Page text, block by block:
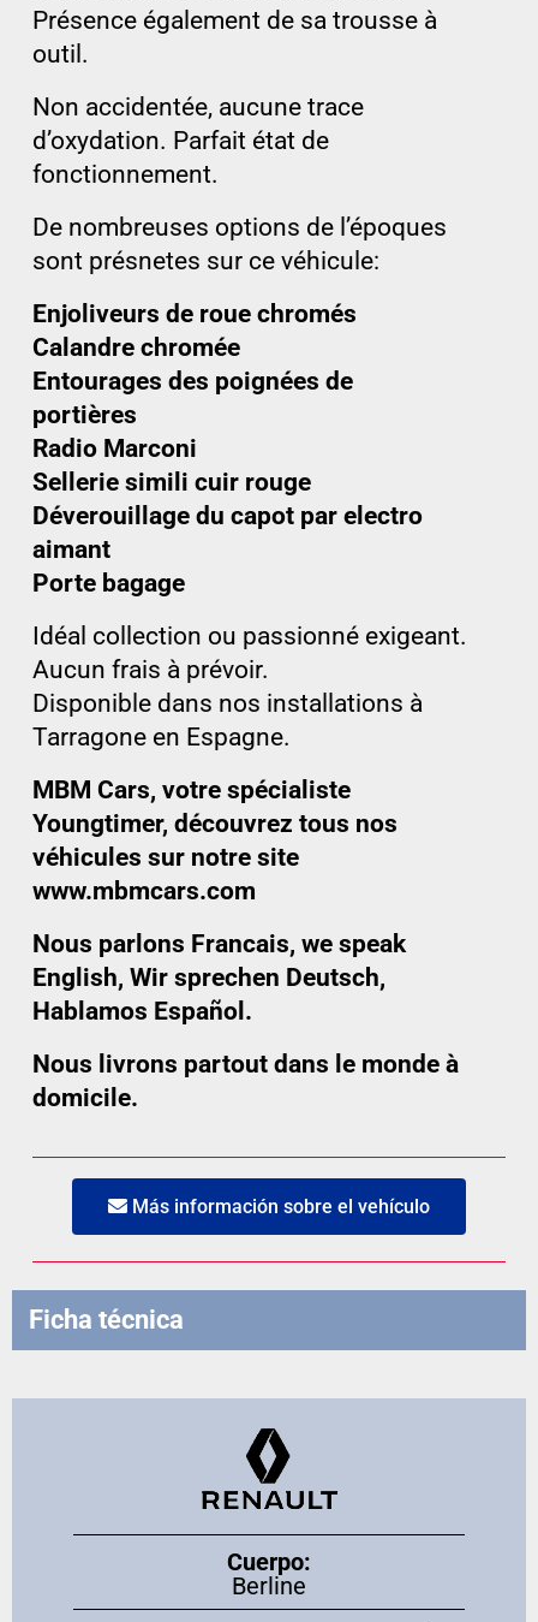
Présence également de sa trousse à
outil.
Non accidentée, aucune trace
d’oxydation. Parfait état de
fonctionnement.
De nombreuses options de l’époques
sont présnetes sur ce véhicule:
Enjoliveurs de roue chromés
Calandre chromée
Entourages des poignées de
portières
Radio Marconi
Sellerie simili cuir rouge
Déverouillage du capot par electro
aimant
Porte bagage
Idéal collection ou passionné exigeant.
Aucun frais à prévoir.
Disponible dans nos installations à
Tarragone en Espagne.
MBM Cars, votre spécialiste
Youngtimer, découvrez tous nos
véhicules sur notre site
www.mbmcars.com
Nous parlons Francais, we speak
English, Wir sprechen Deutsch,
Hablamos Español.
Nous livrons partout dans le monde à
domicile.
Más información sobre el vehículo
Ficha técnica
Cuerpo:
Berline